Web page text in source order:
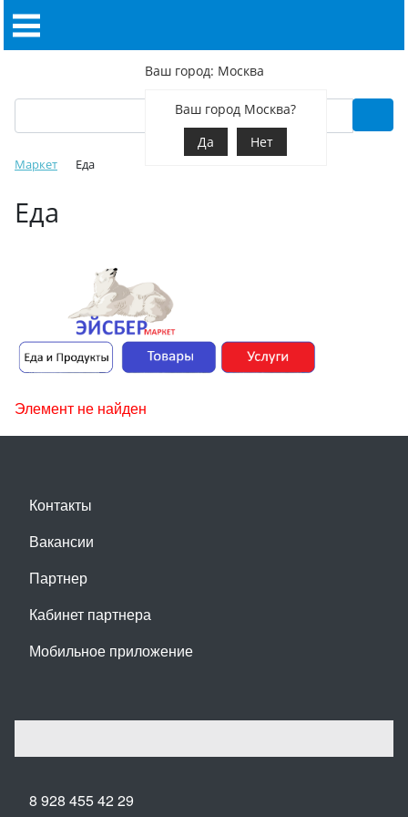
Ваш город: Москва
Ваш город Москва?
Да
Нет
Маркет Еда
Еда
Элемент не найден
Контакты
Вакансии
Партнер
Кабинет партнера
Мобильное приложение
8 928 455 42 29